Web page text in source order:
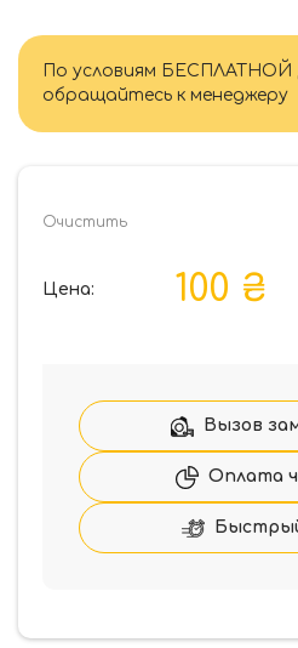
По условиям
обращайтесь к менеджеру
Очистить
Цена: 100 ₴
Вызов
Оплата